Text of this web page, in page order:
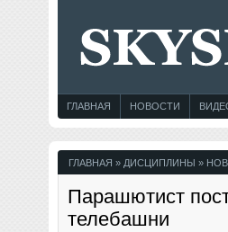
ГЛАВНАЯ НОВОСТИ
ГЛАВНАЯ » ДИСЦИПЛИНЫ »
Парашютист
телебашни